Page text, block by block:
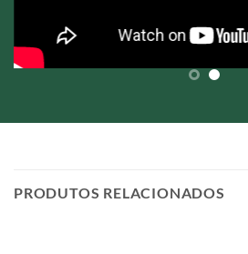
PRODUTOS RELACIONADOS